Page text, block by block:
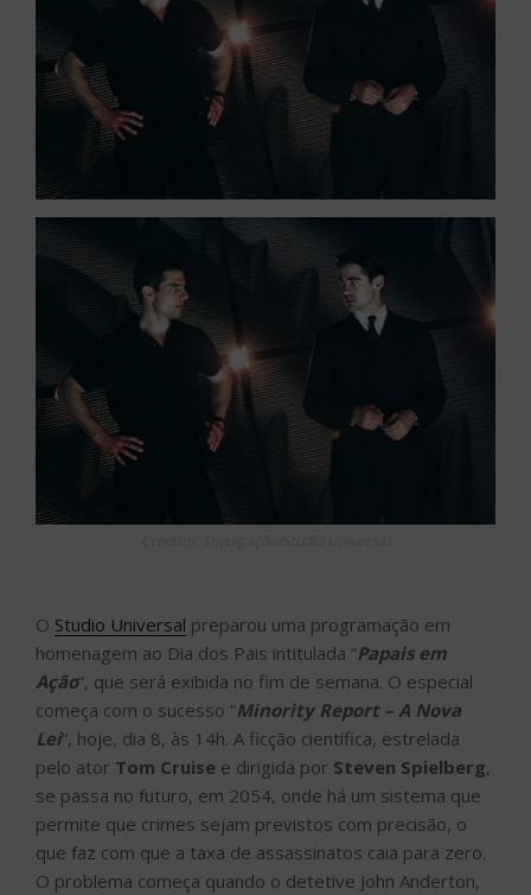
O Studio Universal preparou uma programação em
homenagem ao Dia dos Pais intitulada “Papais em
Ação“, que será exibida no fim de semana. O especial
começa com o sucesso “Minority Report – A Nova
Lei“, hoje, dia 8, às 14h. A ficção científica, estrelada
pelo ator Tom Cruise e dirigida por Steven Spielberg,
se passa no futuro, em 2054, onde há um sistema que
permite que crimes sejam previstos com precisão, o
que faz com que a taxa de assassinatos caia para zero.
O problema começa quando o detetive John Anderton,